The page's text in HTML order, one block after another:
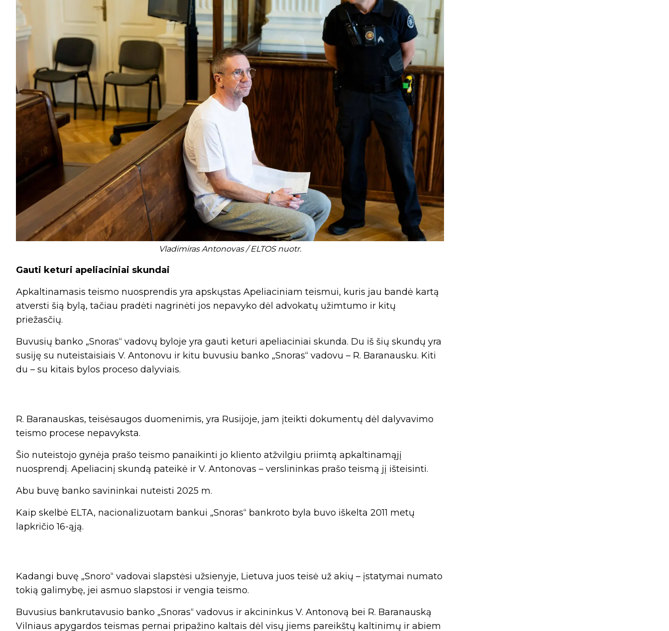
Vladimiras Antonovas / ELTOS nuotr.
Gauti keturi apeliaciniai skundai
Apkaltinamasis teismo nuosprendis yra apskųstas Apeliaciniam teismui, kuris jau bandė kartą
atversti šią bylą, tačiau pradėti nagrinėti jos nepavyko dėl advokatų užimtumo ir kitų
priežasčių.
Buvusių banko „Snoras“ vadovų byloje yra gauti keturi apeliaciniai skunda. Du iš šių skundų yra
susiję su nuteistaisiais V. Antonovu ir kitu buvusiu banko „Snoras“ vadovu – R. Baranausku. Kiti
du – su kitais bylos proceso dalyviais.
R. Baranauskas, teisėsaugos duomenimis, yra Rusijoje, jam įteikti dokumentų dėl dalyvavimo
teismo procese nepavyksta.
Šio nuteistojo gynėja prašo teismo panaikinti jo kliento atžvilgiu priimtą apkaltinamąjį
nuosprendį. Apeliacinį skundą pateikė ir V. Antonovas – verslininkas prašo teismą jį išteisinti.
Abu buvę banko savininkai nuteisti 2025 m.
Kaip skelbė ELTA, nacionalizuotam bankui „Snoras“ bankroto byla buvo iškelta 2011 metų
lapkričio 16-ąją.
Kadangi buvę „Snoro“ vadovai slapstėsi užsienyje, Lietuva juos teisė už akių – įstatymai numato
tokią galimybę, jei asmuo slapstosi ir vengia teismo.
Buvusius bankrutavusio banko „Snoras“ vadovus ir akcininkus V. Antonovą bei R. Baranauską
Vilniaus apygardos teismas pernai pripažino kaltais dėl visų jiems pareikštų kaltinimų ir abiem